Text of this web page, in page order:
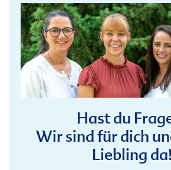
Hast du
Wir sind für dich
Liebling da!